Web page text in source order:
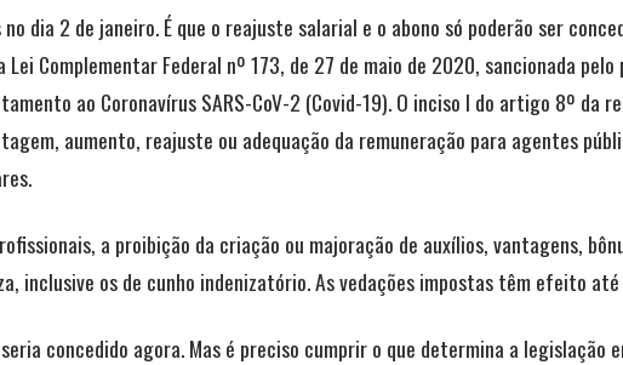
dia 2 de janeiro. É que o reajuste salarial e o abono só poderão ser
Complementar Federal nº 173, de 27 de maio de 2020, sancionada
ao Coronavírus SARS-CoV-2 (Covid-19). O inciso I do artigo 8º da
aumento, reajuste ou adequação da remuneração para agentes
a proibição da criação ou majoração de auxílios, vantagens,
inclusive os de cunho indenizatório. As vedações impostas têm efeito
concedido agora. Mas é preciso cumprir o que determina a legislação